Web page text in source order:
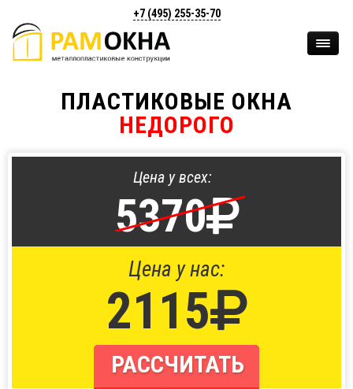
+7 (495) 255-35-70
ПЛАСТИКОВЫЕ ОКНА
НЕДОРОГО
Цена у всех:
5370
Цена у нас:
2115
РАССЧИТАТЬ